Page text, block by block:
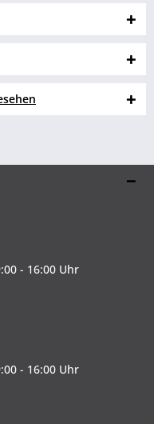
- 16:00 Uhr
- 16:00 Uhr